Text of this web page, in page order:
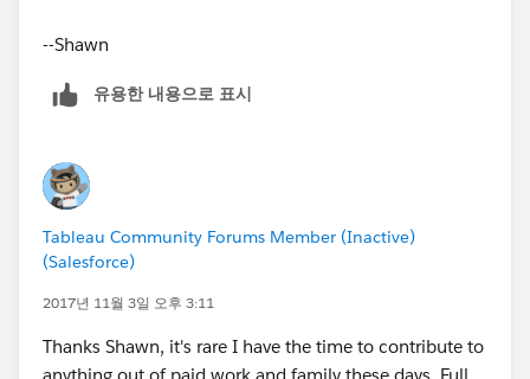
--Shawn
유용한 내용으로 표시
Tableau Community Forums Member (Inactive)
(Salesforce)
2017년 11월 3일 오후 3:11
Thanks Shawn, it's rare I have the time to contribute to